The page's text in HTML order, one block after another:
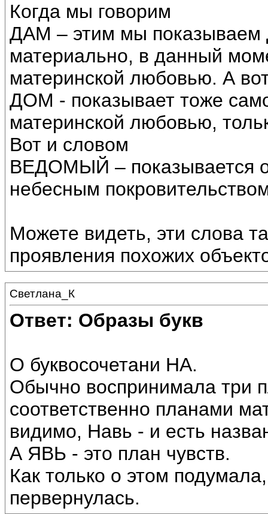
Когда мы говорим
ДАМ – этим мы показываем
материально, в данный
материнской любовью. А
ДОМ - показывает тоже
материнской любовью,
Вот и словом
ВЕДОМЫЙ – показывается
небесным
Можете видеть, эти слова
проявления похожих
Светлана_К
Ответ: Образы букв
О буквосочетани НА.
Обычно воспринимала три
соответственно планами
видимо, Навь - и есть
А ЯВЬ - это план чувств.
Как только о этом
первернулась.